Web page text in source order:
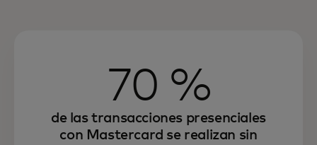
70 %
de las transacciones presenciales
con Mastercard se realizan sin